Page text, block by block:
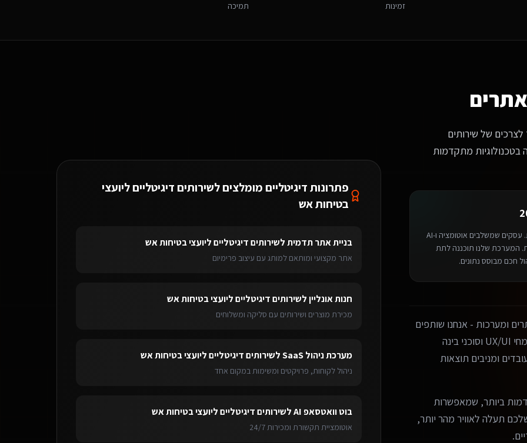
באשדוד דורש הבנה של השוק הדינמי ונמלי והתאמה לתושבים, עובדי נמל ותיירות פנים. האתגר של "פנייה לקהל מגוון מסורתי ומודרני כאחד" הופך
דיגיטליים ליועצי בטיחות אש
זמינות תמיכה
של שירותים
בטכנולוגיות מתקדמות
מחייבת אימוץ טכנולוגיות חדשות. עסקים שמשלבים אוטומציה ו-AI
של 40% ביעילות התפעולית. המערכת שלנו תוכננה לתת
חכם מבוסס נתונים.
ומערכות - אנחנו שותפים
עסקיים אמיתיים. הצוות שלנו כולל מפתחים מנוסים, מומחי UX/UI וסוכני בינה
ומניבים תוצאות
ביותר, שמאפשרות
שלכם תעלה לאוויר מהר יותר,
פתרונות דיגיטליים מומלצים לשירותים דיגיטליים ליועצי
בטיחות אש
בניית אתר תדמיתלשירותים דיגיטליים ליועצי בטיחות אש
אתר מקצועי ומותאם למותג עם עיצוב פרימיום
חנות אונלייןלשירותים דיגיטליים ליועצי בטיחות אש
מכירת מוצרים ושירותים עם סליקה ומשלוחים
מערכת ניהול SaaS לשירותים דיגיטליים ליועצי בטיחות אש
ניהול לקוחות, פרויקטים ומשימות במקום אחד
בוט וואטסאפ AI לשירותים דיגיטליים ליועצי בטיחות אש
אוטומציית תקשורת ומכירות 24/7